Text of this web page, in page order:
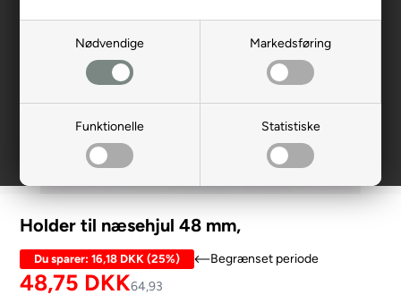
Nødvendige Markedsføring
Funktionelle Statistiske
Holder til næsehjul 48 mm,
Du sparer:16,18 DKK (25%) Begrænset periode
48,75 DKK64,93